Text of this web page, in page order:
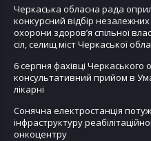
Черкаська обласна рада
конкурсний відбір
охорони здоров’я спільної
сіл, селищ міст Черкаської
6 серпня фахівці
консультативний прийом в
лікарні
Сонячна електростанція
інфраструктуру
онкоцентру